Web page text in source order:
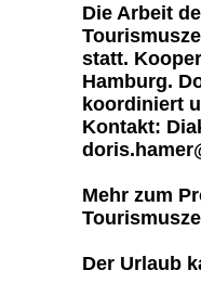
Die Arbeit
statt.
Hamburg.
koordiniert
Kontakt:
Mehr zum
Der Urlaub